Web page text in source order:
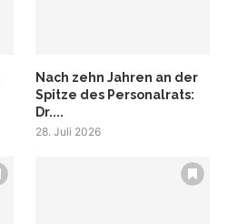
Nach zehn Jahren an der
Spitze des Personalrats:
Dr....
28. Juli 2026